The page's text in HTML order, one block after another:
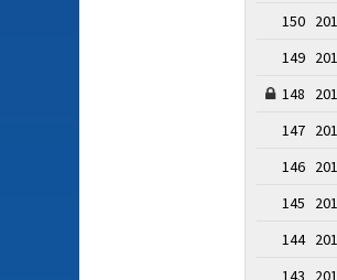
150
149
148
147
146
145
144
143